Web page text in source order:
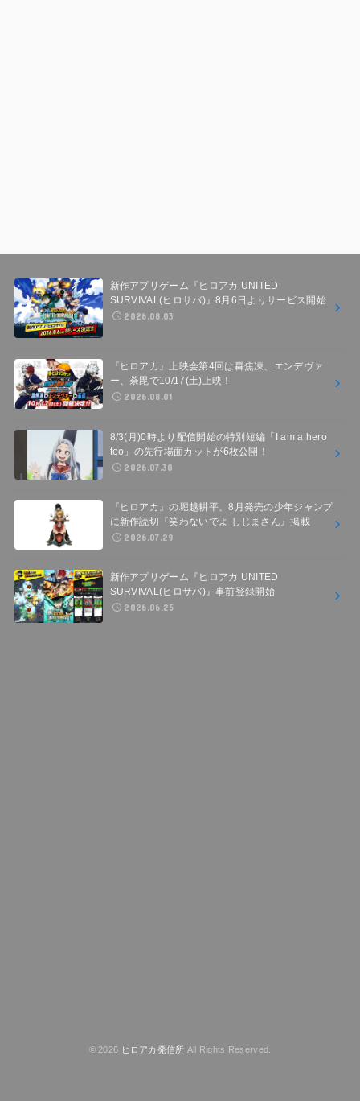
新作アプリゲーム『ヒロアカ UNITED
SURVIVAL(ヒロサバ)』8月6日よりサービス開始
2026.08.03
『ヒロアカ』上映会第4回は轟焦凍、エンデヴァ
ー、荼毘で10/17(土)上映！
2026.08.01
8/3(月)0時より配信開始の特別短編「I am a hero
too」の先行場面カットが6枚公開！
2026.07.30
『ヒロアカ』の堀越耕平、8月発売の少年ジャンプ
に新作読切『笑わないでよ しじまさん』掲載
2026.07.29
新作アプリゲーム『ヒロアカ UNITED
SURVIVAL(ヒロサバ)』事前登録開始
2026.06.25
© 2026 ヒロアカ発信所 All Rights Reserved.